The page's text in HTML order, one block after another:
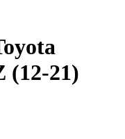
(12-21)